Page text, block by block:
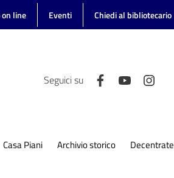
on line Eventi Chiedi al bibliotecario
Seguici su
Casa Piani Archivio storico Decentrate